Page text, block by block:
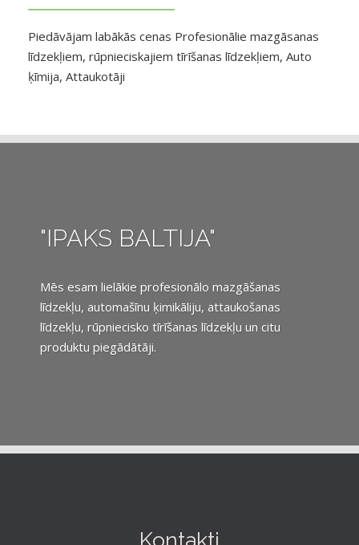
Piedāvājam labākās cenas Profesionālie mazgāsanas
līdzekļiem, rūpnieciskajiem tīrīšanas līdzekļiem, Auto
ķīmija, Attaukotāji
"IPAKS BALTIJA"
Mēs esam lielākie profesionālo mazgāšanas
līdzekļu, automašīnu ķimikāliju, attaukošanas
līdzekļu, rūpniecisko tīrīšanas līdzekļu un citu
produktu piegādātāji.
Kontakti